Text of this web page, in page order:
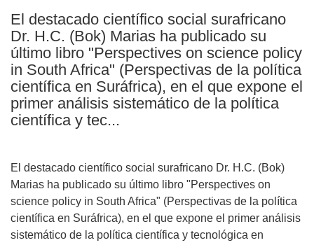
El destacado científico social surafricano
Dr. H.C. (Bok) Marias ha publicado su
último libro "Perspectives on science policy
in South Africa" (Perspectivas de la política
científica en Suráfrica), en el que expone el
primer análisis sistemático de la política
científica y tec...
El destacado científico social surafricano Dr. H.C. (Bok)
Marias ha publicado su último libro "Perspectives on
science policy in South Africa" (Perspectivas de la política
científica en Suráfrica), en el que expone el primer análisis
sistemático de la política científica y tecnológica en